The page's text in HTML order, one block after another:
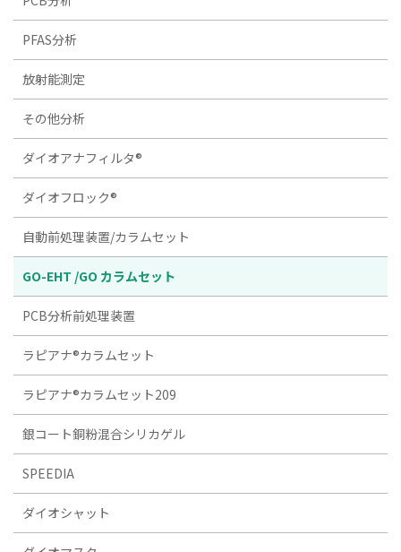
PFAS分析
放射能測定
その他分析
ダイオアナフィルタ®
ダイオフロック®
自動前処理装置/カラムセット
GO-EHT /GO カラムセット
PCB分析前処理装置
ラピアナ®カラムセット
ラピアナ®カラムセット209
銀コート銅粉混合シリカゲル
SPEEDIA
ダイオシャット